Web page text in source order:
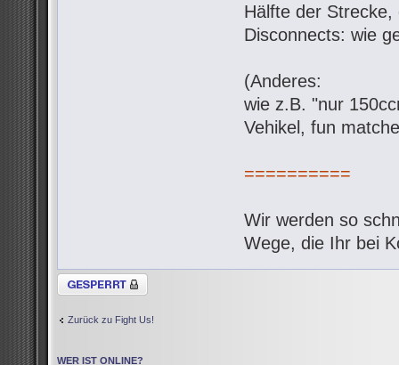
Hälfte der
Disconnects: wie
(Anderes:
wie z.B. "nur
Vehikel, fun
==========
Wir werden so
Wege, die Ihr bei
Thema gesperrt
Zurück zu Fight Us!
WER IST ONLINE?